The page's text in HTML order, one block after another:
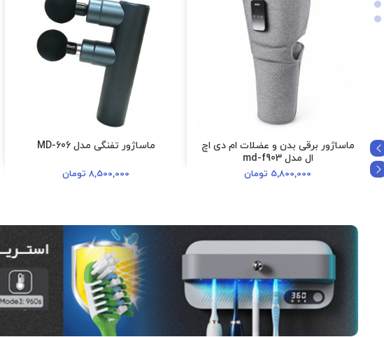
ماساژور برقی بدن و عضلات ام دی اچ
ال مدل md-f903
5,800,000 تومان
ماساژور تفنگی مدل MD-606
8,500,000 تومان